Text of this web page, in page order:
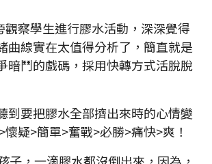
察學生進行膠水活動，深深覺得
曲線實在太值得分析了，簡直就是
暗鬥的戲碼，採用快轉方式活脫脫
到要把膠水全部擠出來時的心情變
懷疑>簡單>奮戰>必勝>痛快>爽！